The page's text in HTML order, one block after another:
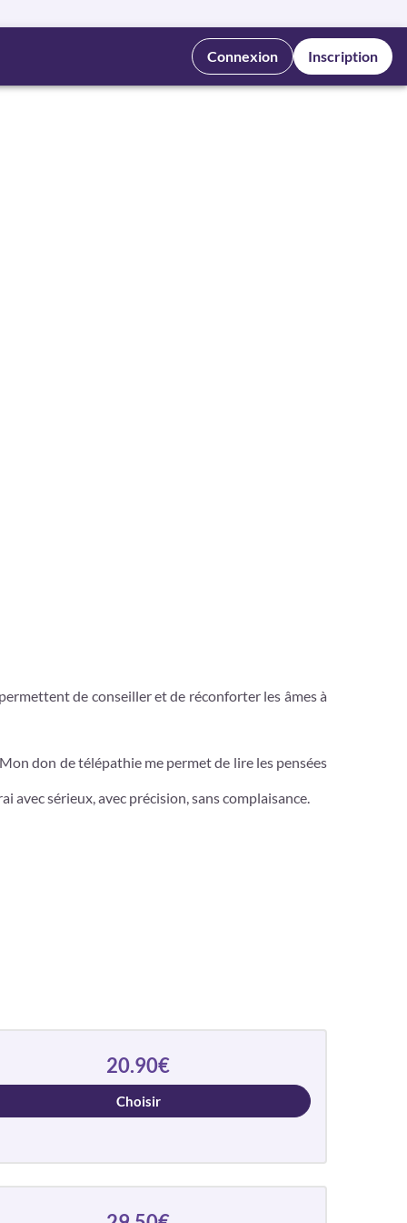
Connexion Inscription
de conseiller et de réconforter les âmes à
don de télépathie me permet de lire les pensées
sérieux, avec précision, sans complaisance.
20.90€
Choisir